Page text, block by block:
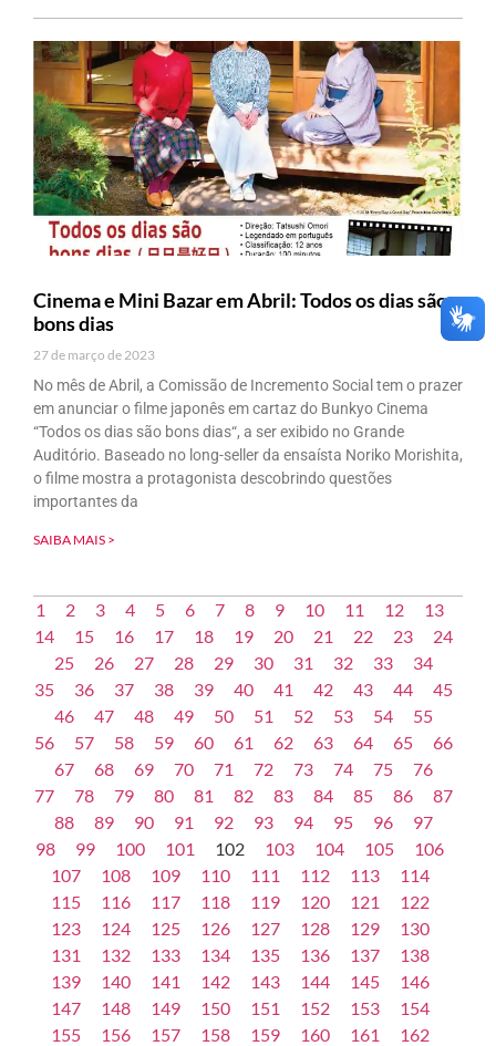
Cinema e Mini Bazar em Abril: Todos os dias são
bons dias
27 de março de 2023
No mês de Abril, a Comissão de Incremento Social tem o prazer
em anunciar o filme japonês em cartaz do Bunkyo Cinema
“Todos os dias são bons dias“, a ser exibido no Grande
Auditório. Baseado no long-seller da ensaísta Noriko Morishita,
o filme mostra a protagonista descobrindo questões
importantes da
SAIBA MAIS >
1 2 3 4 5 6 7 8 9 10 11 12
13
14
15 16 17 18 19 20 21 22 23
24
25
26 27 28 29 30 31 32 33
34
35
36 37 38 39 40 41 42 43 44
45
46
47 48 49 50 51 52 53 54
55
56
57 58 59 60 61 62 63 64 65
66
67
68 69 70 71 72 73 74 75
76
77
78 79 80 81 82 83 84 85 86
87
88
89 90 91 92 93 94 95 96
97
98
99 100 101 102 103 104 105
106
107
108 109 110 111 112 113
114
115
116 117 118 119 120 121
122
123
124 125 126 127 128 129
130
131
132 133 134 135 136 137
138
139
140 141 142 143 144 145
146
147
148 149 150 151 152 153
154
155
156 157 158 159 160 161
162